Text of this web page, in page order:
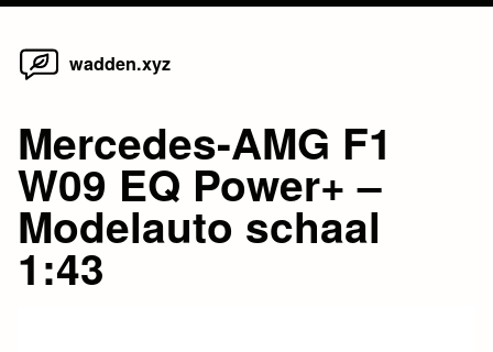
Skip
wadden.xyz
Mercedes-AMG F1
W09 EQ Power+ –
Modelauto schaal
1:43